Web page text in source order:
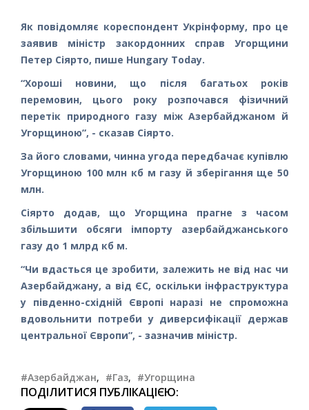
Як повідомляє кореспондент Укрінформу, про це
заявив міністр закордонних справ Угорщини
Петер Сіярто, пише Hungary Today.
“Хороші новини, що після багатьох років
перемовин, цього року розпочався фізичний
перетік природного газу між Азербайджаном й
Угорщиною”, - сказав Сіярто.
За його словами, чинна угода передбачає купівлю
Угорщиною 100 млн кб м газу й зберігання ще 50
млн.
Сіярто додав, що Угорщина прагне з часом
збільшити обсяги імпорту азербайджанського
газу до 1 млрд кб м.
“Чи вдасться це зробити, залежить не від нас чи
Азербайджану, а від ЄС, оскільки інфраструктура
у південно-східній Європі наразі не спроможна
вдовольнити потреби у диверсифікації держав
центральної Європи”, - зазначив міністр.
#Азербайджан, #Газ, #Угорщина
ПОДІЛИТИСЯ ПУБЛІКАЦІЄЮ: